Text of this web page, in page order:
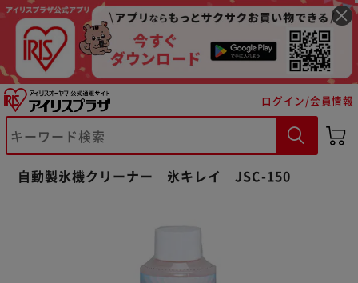
ログイン/会員情報
自動製氷機クリーナー 氷キレイ JSC-150
カートに入れる